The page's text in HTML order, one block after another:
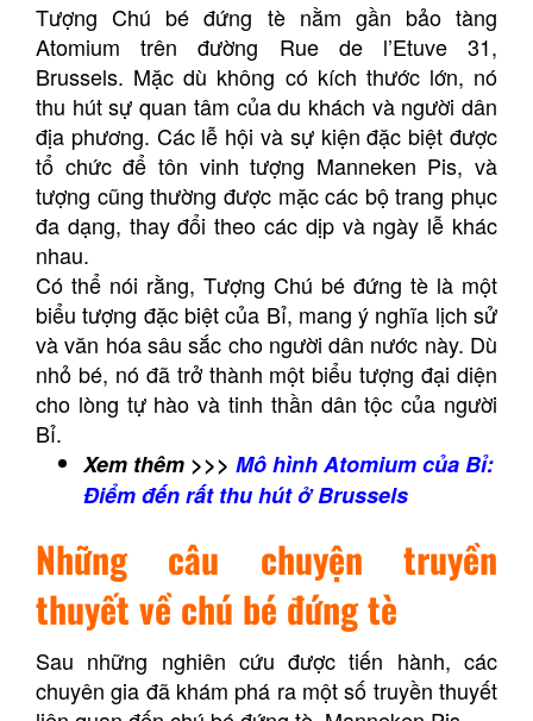
Tượng Chú bé đứng tè nằm gần bảo tàng
Atomium trên đường Rue de l’Etuve 31,
Brussels. Mặc dù không có kích thước lớn, nó
thu hút sự quan tâm của du khách và người dân
địa phương. Các lễ hội và sự kiện đặc biệt được
tổ chức để tôn vinh tượng Manneken Pis, và
tượng cũng thường được mặc các bộ trang phục
đa dạng, thay đổi theo các dịp và ngày lễ khác
nhau.
Có thể nói rằng, Tượng Chú bé đứng tè là một
biểu tượng đặc biệt của Bỉ, mang ý nghĩa lịch sử
và văn hóa sâu sắc cho người dân nước này. Dù
nhỏ bé, nó đã trở thành một biểu tượng đại diện
cho lòng tự hào và tinh thần dân tộc của người
Bỉ.
Xem thêm >>> Mô hình Atomium của Bỉ:
Điểm đến rất thu hút ở Brussels
Những câu chuyện truyền
thuyết về chú bé đứng tè
Sau những nghiên cứu được tiến hành, các
chuyên gia đã khám phá ra một số truyền thuyết